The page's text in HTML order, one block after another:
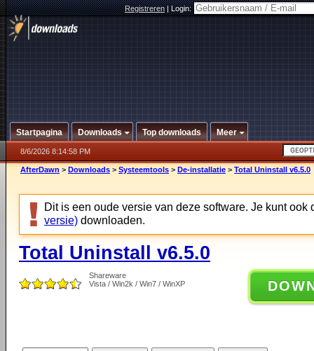
Registreren|Login:
Startpagina Downloads Top downloads Meer
8/6/2026 8:14:58 PM
AfterDawn > Downloads > Systeemtools > De-installatie > Total Uninstall v6.5.0
Dit is een oude versie van deze software. Je kunt ook
versie) downloaden.
Total Uninstall v6.5.0
Shareware
Vista / Win2k / Win7 / WinXP